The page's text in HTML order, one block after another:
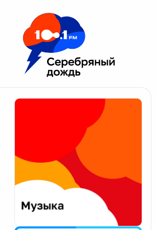
Москва 100.1 FM
Апатиты
Екатеринбург
Калининград
Калуга